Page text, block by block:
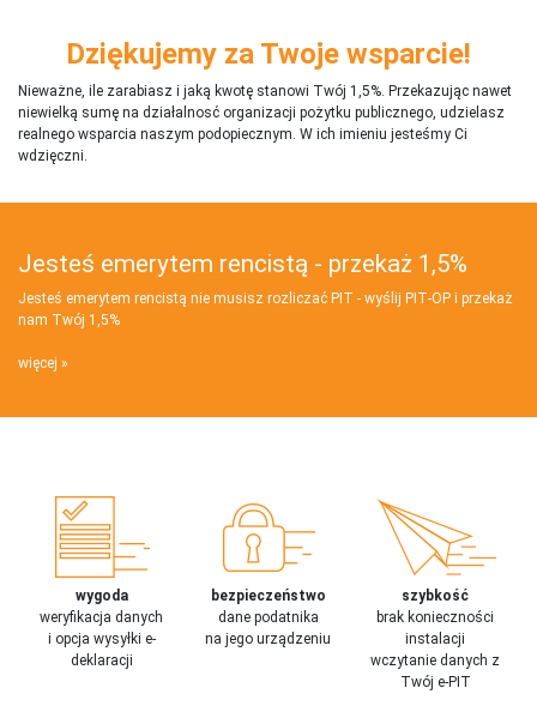
Dziękujemy za Twoje wsparcie!
Nieważne, ile zarabiasz i jaką kwotę stanowi Twój 1,5%. Przekazując nawet
niewielką sumę na działalnosć organizacji pożytku publicznego, udzielasz
realnego wsparcia naszym podopiecznym. W ich imieniu jesteśmy Ci
wdzięczni.
Jesteś emerytem rencistą - przekaż 1,5%
Jesteś emerytem rencistą nie musisz rozliczać PIT - wyślij PIT‑OP i przekaż
nam Twój 1,5%
więcej
wygoda
weryfikacja danych
i opcja wysyłki e-
deklaracji
bezpieczeństwo
dane podatnika
na jego urządzeniu
szybkość
brak konieczności
instalacji
wczytanie danych z
Twój e-PIT